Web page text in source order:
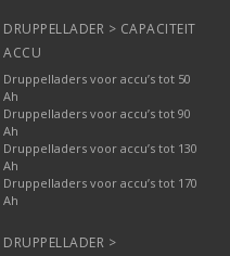
DRUPPELLADER > CAPACITEIT
ACCU
Druppelladers voor accu’s tot 50
Ah
Druppelladers voor accu’s tot 90
Ah
Druppelladers voor accu’s tot 130
Ah
Druppelladers voor accu’s tot 170
Ah
DRUPPELLADER >